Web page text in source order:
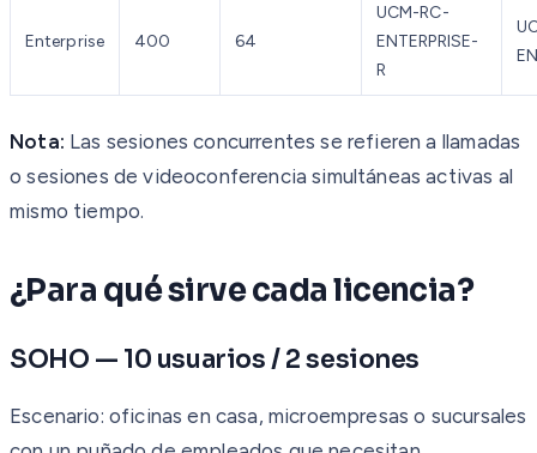
Enterprise 400 64
UCM-RC-
ENTERPRISE-
R
Nota: Las sesiones concurrentes se refieren a llamadas
o sesiones de videoconferencia simultáneas activas al
mismo tiempo.
¿Para qué sirve cada licencia?
SOHO — 10 usuarios / 2 sesiones
Escenario: oficinas en casa, microempresas o sucursales